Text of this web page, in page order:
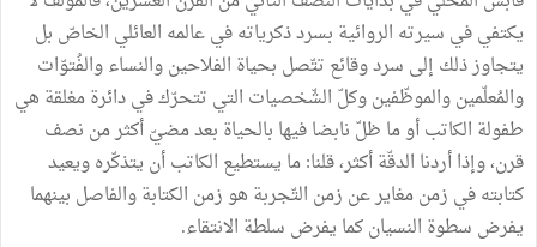
يكتفي في سيرته الروائية بسرد ذكرياته في عالمه العائلي الخاصّ بل
يتجاوز ذلك إلى سرد وقائع تتّصل بحياة الفلاحين والنساء والفُتوّات
والمُعلّمين والموظّفين وكلّ الشّخصيات التي تتحرّك في دائرة مغلقة هي
طفولة الكاتب أو ما ظلّ نابضا فيها بالحياة بعد مضيّ أكثر من نصف
قرن، وإذا أردنا الدقّة أكثر، قلنا: ما يستطيع الكاتب أن يتذكّره ويعيد
كتابته في زمن مغاير عن زمن التّجربة هو زمن الكتابة والفاصل بينهما
يفرض سطوة النسيان كما يفرض سلطة الانتقاء.